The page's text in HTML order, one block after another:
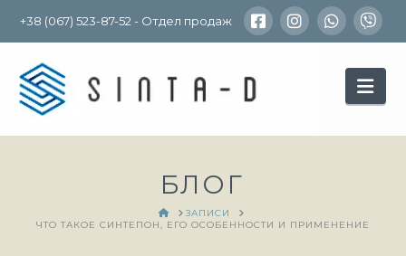
+38 (067) 523-87-52 - Отдел продаж
БЛОГ
HOME
ЗАПИСИ
ЧТО ТАКОЕ СИНТЕПОН, ЕГО ОСОБЕННОСТИ И ПРИМЕНЕНИЕ